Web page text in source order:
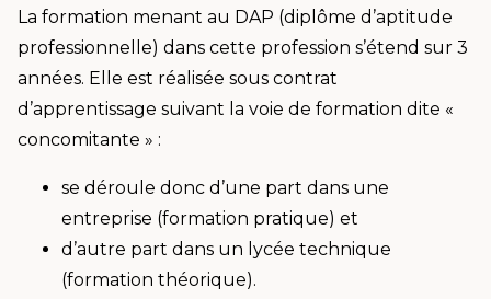
La formation menant au DAP (diplôme d’aptitude
professionnelle) dans cette profession s’étend sur 3
années. Elle est réalisée sous contrat
d’apprentissage suivant la voie de formation dite «
concomitante » :
se déroule donc d’une part dans une
entreprise (formation pratique) et
d’autre part dans un lycée technique
(formation théorique).